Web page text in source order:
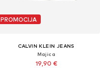
PROMOCIJA
CALVIN KLEIN JEANS
Majica
19,90 €